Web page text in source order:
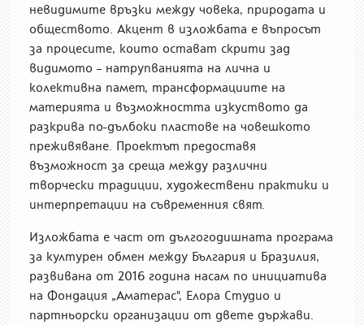
невидимите връзки между човека, природата и
обществото. Акцент в изложбата е въпросът
за процесите, които остават скрити зад
видимото – натрупванията на лична и
колективна памет, трансформациите на
материята и възможността изкуството да
разкрива по-дълбоки пластове на човешкото
преживяване. Проектът предоставя
възможност за среща между различни
творчески традиции, художествени практики и
интерпретации на съвременния свят.
Изложбата е част от дългогодишната програма
за културен обмен между България и Бразилия,
развивана от 2016 година насам по инициатива
на Фондация „Аматерас", Елора Студио и
партньорски организации от двете държави.